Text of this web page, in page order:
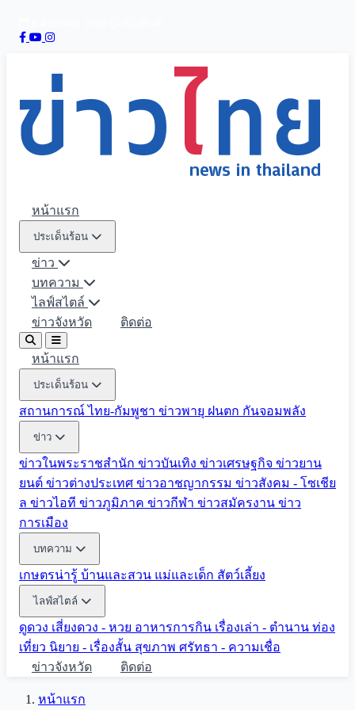
หน้าแรก
ประเด็นร้อน
ข่าว
บทความ
ไลฟ์สไตล์
ข่าวจังหวัด
ติดต่อ
หน้าแรก
ประเด็นร้อน
สถานการณ์ ไทย-กัมพูชา ข่าวพายุ ฝนตก กันจอมพลัง
ข่าว
ข่าวในพระราชสำนัก ข่าวบันเทิง ข่าวเศรษฐกิจ ข่าวยาน
ยนต์ ข่าวต่างประเทศ ข่าวอาชญากรรม ข่าวสังคม - โซเชีย
ล ข่าวไอที ข่าวภูมิภาค ข่าวกีฬา ข่าวสมัครงาน ข่าว
การเมือง
บทความ
เกษตรน่ารู้ บ้านและสวน แม่และเด็ก สัตว์เลี้ยง
ไลฟ์สไตล์
ดูดวง เสี่ยงดวง - หวย อาหารการกิน เรื่องเล่า - ตำนาน ท่อง
เที่ยว นิยาย - เรื่องสั้น สุขภาพ ศรัทธา - ความเชื่อ
ข่าวจังหวัด
ติดต่อ
หน้าแรก